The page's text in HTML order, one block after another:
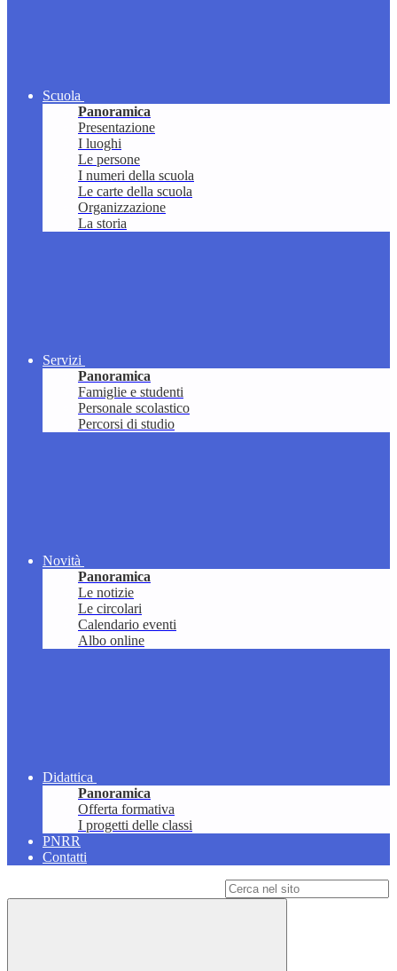
Scuola
Panoramica
Presentazione
I luoghi
Le persone
I numeri della scuola
Le carte della scuola
Organizzazione
La storia
Servizi
Panoramica
Famiglie e studenti
Personale scolastico
Percorsi di studio
Novità
Panoramica
Le notizie
Le circolari
Calendario eventi
Albo online
Didattica
Panoramica
Offerta formativa
I progetti delle classi
PNRR
Contatti